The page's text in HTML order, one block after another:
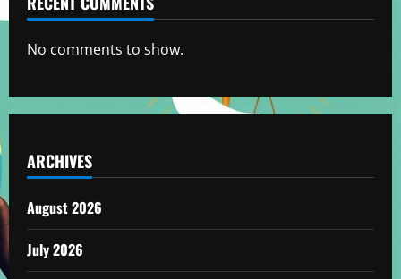
No comments to show.
ARCHIVES
August 2026
July 2026